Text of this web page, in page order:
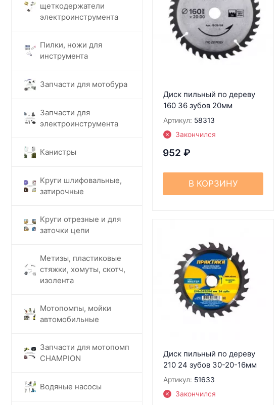
щеткодержатели
электроинструмента
Пилки, ножи для
инструмента
Запчасти для мотобура
Запчасти для
электроинструмента
Канистры
Круги шлифовальные,
затирочные
Круги отрезные и для
заточки цепи
Метизы, пластиковые
стяжки, хомуты, скотч,
изолента
Мотопомпы, мойки
автомобильные
Запчасти для мотопомп
CHAMPION
Водяные насосы
Диск пильный по дереву
160 36 зубов 20мм
Артикул: 58313
Закончился
952 ₽
В КОРЗИНУ
Диск пильный по дереву
210 24 зубов 30-20-16мм
Артикул: 51633
Закончился